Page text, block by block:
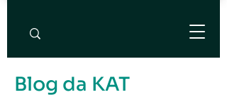
Blog da KAT